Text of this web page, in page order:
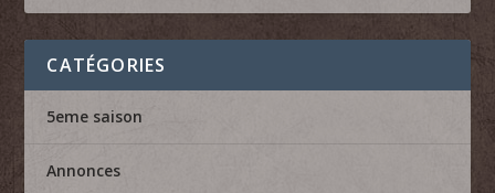
CATÉGORIES
5eme saison
Annonces